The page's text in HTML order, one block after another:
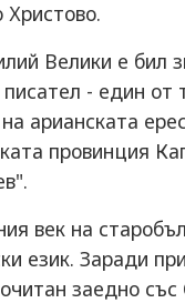
Велики е бил
- един от
арианската
провинция
век на
език. Заради
заедно